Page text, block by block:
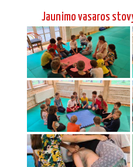
Jaunimo vasaros